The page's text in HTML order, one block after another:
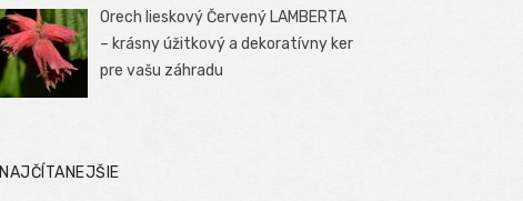
Orech lieskový Červený LAMBERTA
– krásny úžitkový a dekoratívny ker
pre vašu záhradu
NAJČÍTANEJŠIE